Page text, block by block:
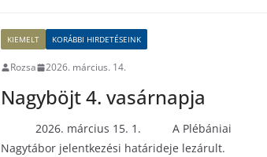
KIEMELT KORÁBBI HIRDETÉSEINK
Rozsa 2026. március. 14.
Nagyböjt 4. vasárnapja
2026. március 15. 1. A Plébániai
Nagytábor jelentkezési határideje lezárult.